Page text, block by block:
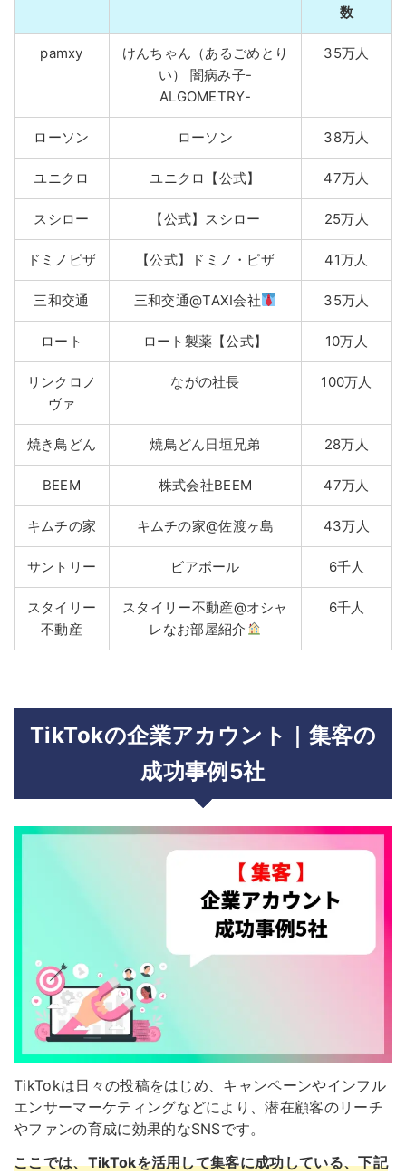
数
pamxy
けんちゃん（あるごめとり
い）
闇病み子-
ALGOMETRY-
35万人
ローソン ローソン 38万人
ユニクロ ユニクロ【公式】 47万人
スシロー 【公式】スシロー 25万人
ドミノピザ 【公式】ドミノ・ピザ 41万人
三和交通 三和交通@TAXI会社 35万人
ロート ロート製薬【公式】 10万人
リンクロノ
ヴァ
ながの社長 100万人
焼き鳥どん 焼鳥どん日垣兄弟 28万人
BEEM 株式会社BEEM 47万人
キムチの家 キムチの家@佐渡ヶ島 43万人
サントリー ビアボール 6千人
スタイリー
不動産
スタイリー不動産@オシャ
レなお部屋紹介
6千人
TikTokの企業アカウント｜集客の
成功事例5社
TikTokは日々の投稿をはじめ、キャンペーンやインフル
エンサーマーケティングなどにより、潜在顧客のリーチ
やファンの育成に効果的なSNSです。
ここでは、TikTokを活用して集客に成功している、下記